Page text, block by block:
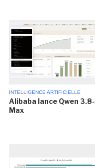
INTELLIGENCE ARTIFICIELLE
Alibaba lance Qwen 3.8-
Max